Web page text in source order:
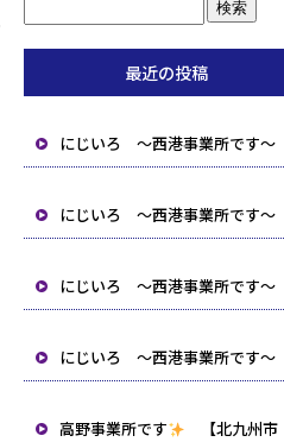
最近の投稿
高野事業所です 【北九州市 小倉北区 小倉南区 就労支援B型 生活介護 相談事業所】